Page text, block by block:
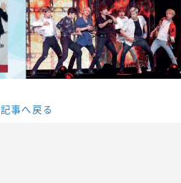
記事へ戻る